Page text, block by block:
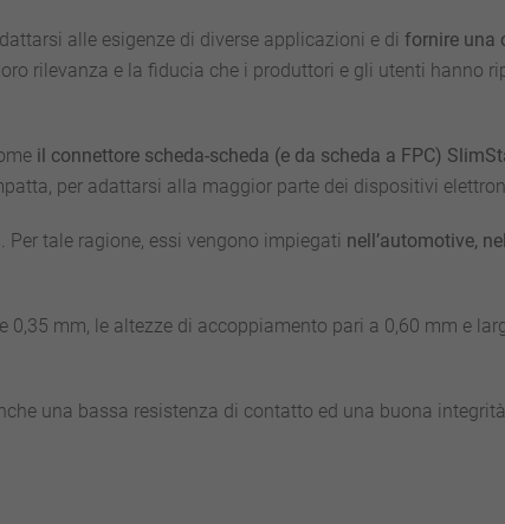
alle esigenze di diverse applicazioni e di fornire una
rilevanza e la fiducia che i produttori e gli utenti hanno
il connettore scheda-scheda (e da scheda a FPC)
per adattarsi alla maggior parte dei dispositivi
tale ragione, essi vengono impiegati nell’automotive,
mm, le altezze di accoppiamento pari a 0,60 mm e
una bassa resistenza di contatto ed una buona